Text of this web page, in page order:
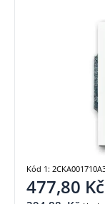
477,80 Kč
Kód 1: